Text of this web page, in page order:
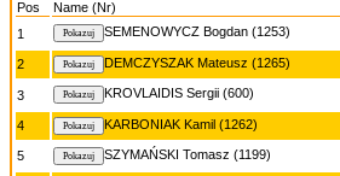
Pos Name (Nr)
1
SEMENOWYCZ Bogdan (1253)
2 DEMCZYSZAK Mateusz (1265)
3 KROVLAIDIS Sergii (600)
4 KARBONIAK Kamil (1262)
5 SZYMAŃSKI Tomasz (1199)